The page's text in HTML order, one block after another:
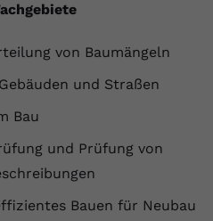
von Baumängeln
und Straßen
Bau
und Prüfung von
Bauen für Neubau
eindeutige ID, um
YouTube der Nutzer